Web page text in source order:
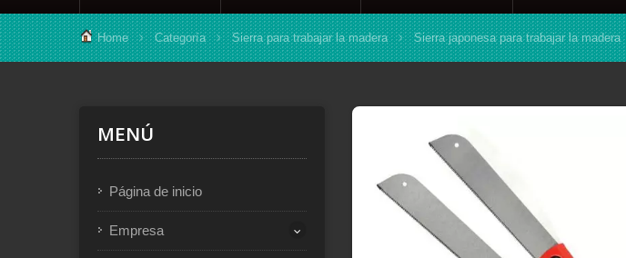
Home Categoría Sierra para trabajar la madera Sierra japonesa para trabajar la madera
MENÚ
Página de inicio
Empresa